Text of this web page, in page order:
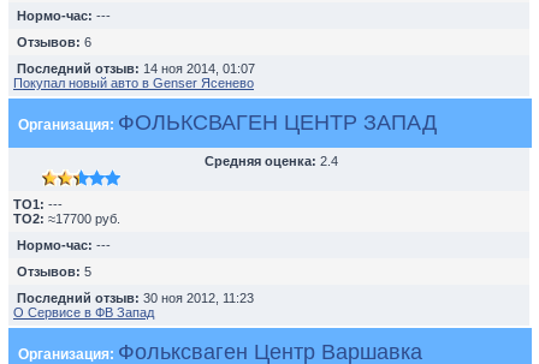
Нормо-час: ---
Отзывов: 6
Последний отзыв: 14 ноя 2014, 01:07
Покупал новый авто в Genser Ясенево
Организация: ФОЛЬКСВАГЕН ЦЕНТР ЗАПАД
Средняя оценка: 2.4
TO1: ---
TO2: ≈17700 руб.
Нормо-час: ---
Отзывов: 5
Последний отзыв: 30 ноя 2012, 11:23
О Сервисе в ФВ Запад
Организация: Фольксваген Центр Варшавка